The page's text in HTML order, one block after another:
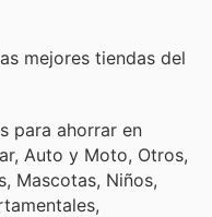
mejores tiendas del
para ahorrar en
Auto y Moto, Otros,
Mascotas, Niños,